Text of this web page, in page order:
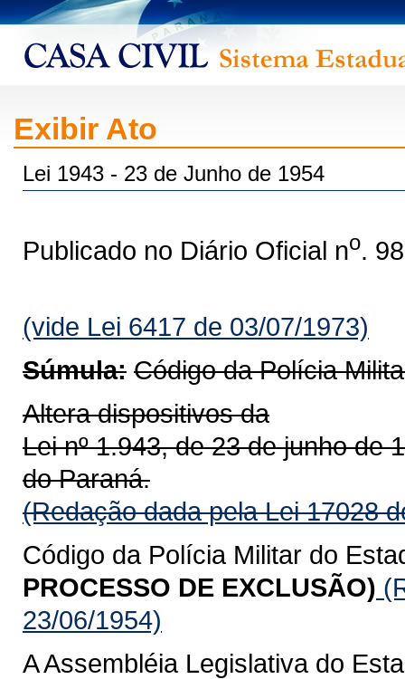
Exibir Ato
Lei 1943 - 23 de Junho de 1954
Publicado no Diário Oficial no.
(vide Lei 6417 de 03/07/1973)
Súmula: Código da Polícia
Altera dispositivos da
Lei nº 1.943, de 23 de junho de
do Paraná.
(Redação dada pela Lei 17028
Código da Polícia Militar do
PROCESSO DE EXCLUSÃO)
23/06/1954)
A Assembléia Legislativa do